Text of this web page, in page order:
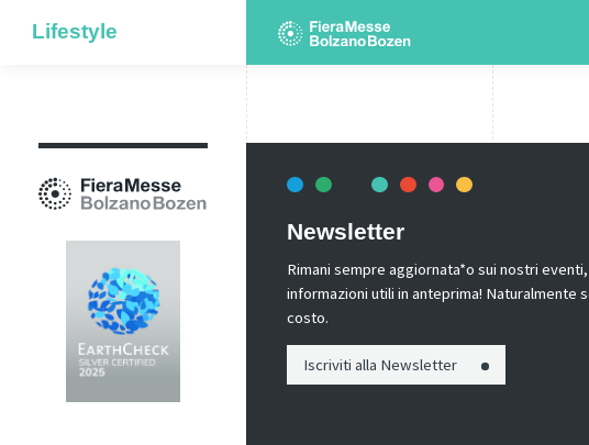
Lifestyle
Newsletter
Rimani sempre aggiornata*o sui nostri
informazioni utili in anteprima! Naturalmente
costo.
Iscriviti alla Newsletter